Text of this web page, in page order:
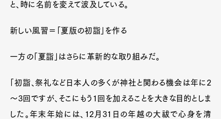
と、時に名前を変えて波及している。
新しい風習＝「夏版の初詣」を作る
一方の「夏詣」はさらに革新的な取り組みだ。
「初詣、祭礼など日本人の多くが神社と関わる機会は年に2
～3回ですが、そこにもう1回を加えることを大きな目的としま
した。年末年始には、12月31日の年越の大祓で心身を清